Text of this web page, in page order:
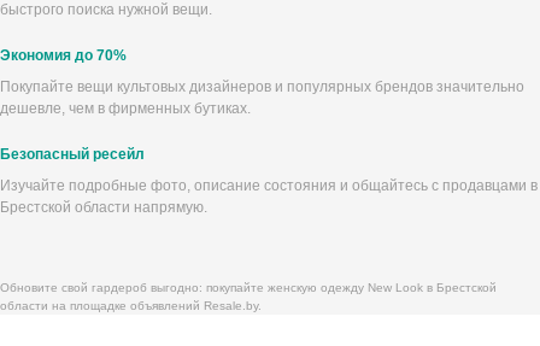
быстрого поиска нужной вещи.
Экономия до 70%
Покупайте вещи культовых дизайнеров и популярных брендов значительно
дешевле, чем в фирменных бутиках.
Безопасный ресейл
Изучайте подробные фото, описание состояния и общайтесь с продавцами в
Брестской области напрямую.
Обновите свой гардероб выгодно: покупайте женскую одежду New Look в Брестской
области на площадке объявлений Resale.by.